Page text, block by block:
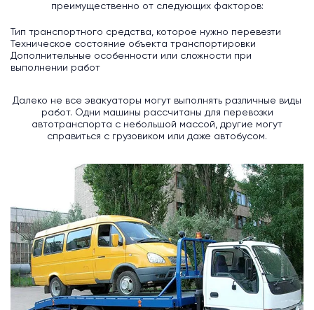
преимущественно от следующих факторов:
Тип транспортного средства, которое нужно перевезти
Техническое состояние объекта транспортировки
Дополнительные особенности или сложности при
выполнении работ
Далеко не все эвакуаторы могут выполнять различные виды
работ. Одни машины рассчитаны для перевозки
автотранспорта с небольшой массой, другие могут
справиться с грузовиком или даже автобусом.